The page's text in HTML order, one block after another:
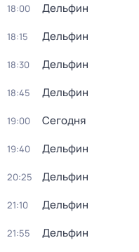
18:00 Дельфин
18:15 Дельфин
18:30 Дельфин
18:45 Дельфин
19:00 Сегодня
19:40 Дельфин
20:25 Дельфин
21:10 Дельфин
21:55 Дельфин